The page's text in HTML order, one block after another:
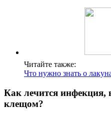
Читайте также:
Что нужно знать о
Как лечится
клещом?